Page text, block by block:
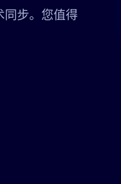
同步。您值得